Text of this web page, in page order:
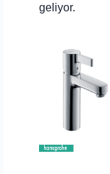
geliyor.